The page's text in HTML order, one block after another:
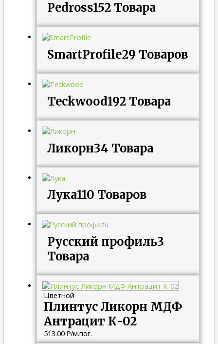
Pedross152 Товара
SmartProfile29 Товаров
Teckwood192 Товара
Ликорн34 Товара
Лука110 Товаров
Русский профиль3
Товара
Цветной
Плинтус Ликорн МДФ
Антрацит К-02
513.00 ₽/м.пог.